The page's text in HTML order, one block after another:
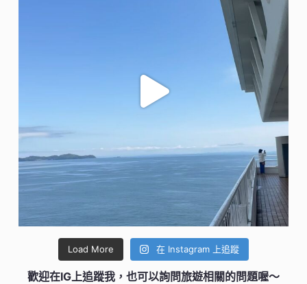
Load More 在 Instagram 上追蹤
歡迎在IG上追蹤我，也可以詢問旅遊相關的問題喔～